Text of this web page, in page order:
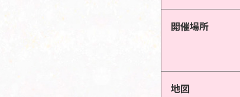
開催場所
地図